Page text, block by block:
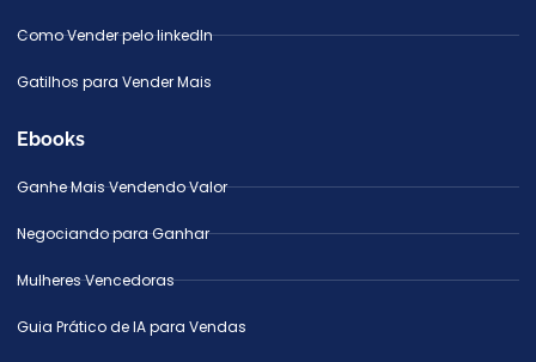
Como Vender pelo linkedIn
Gatilhos para Vender Mais
Ebooks
Ganhe Mais Vendendo Valor
Negociando para Ganhar
Mulheres Vencedoras
Guia Prático de IA para Vendas